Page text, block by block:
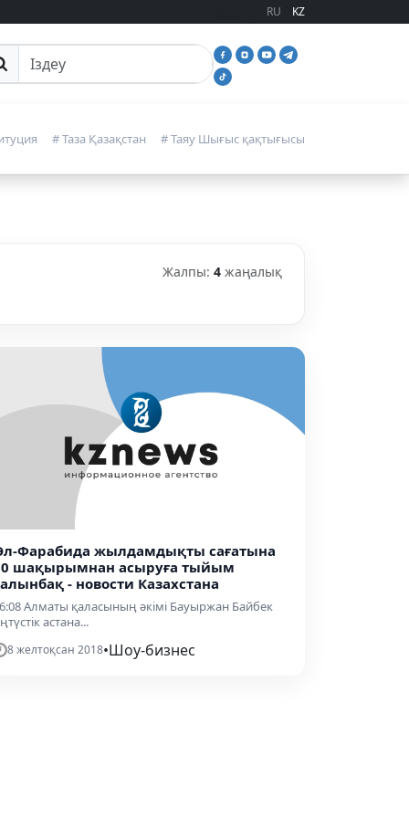
RU KZ
іздеу
# Таза Қазақстан # Таяу Шығыс қақтығысы
Жалпы: 4 жаңалық
Фарабида жылдамдықты сағатына
шақырымнан асыруға тыйым
- новости Казахстана
Алматы қаласының әкімі Бауыржан Байбек
астана...
8 желтоқсан 2018•Шоу-бизнес